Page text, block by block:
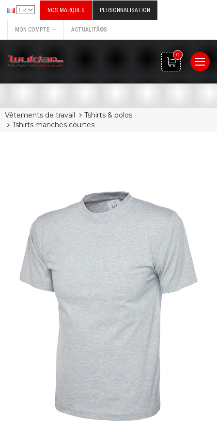
NOS MARQUES PERSONNALISATION
MON COMPTE ACTUALITÃ©S
0
Vêtements de travail
Tshirts & polos
Tshirts manches courtes